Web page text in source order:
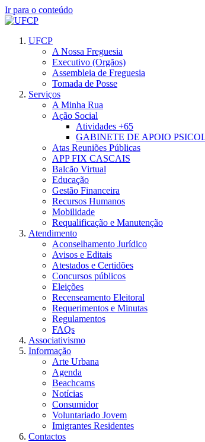
Ir para o conteúdo
UFCP
A Nossa Freguesia
Executivo (Orgãos)
Assembleia de Freguesia
Tomada de Posse
Serviços
A Minha Rua
Ação Social
Atividades +65
GABINETE DE APOIO
Atas Reuniões Públicas
APP FIX CASCAIS
Balcão Virtual
Educação
Gestão Financeira
Recursos Humanos
Mobilidade
Requalificação e Manutenção
Atendimento
Aconselhamento Jurídico
Avisos e Editais
Atestados e Certidões
Concursos públicos
Eleições
Recenseamento Eleitoral
Requerimentos e Minutas
Regulamentos
FAQs
Associativismo
Informação
Arte Urbana
Agenda
Beachcams
Notícias
Consumidor
Voluntariado Jovem
Imigrantes Residentes
Contactos